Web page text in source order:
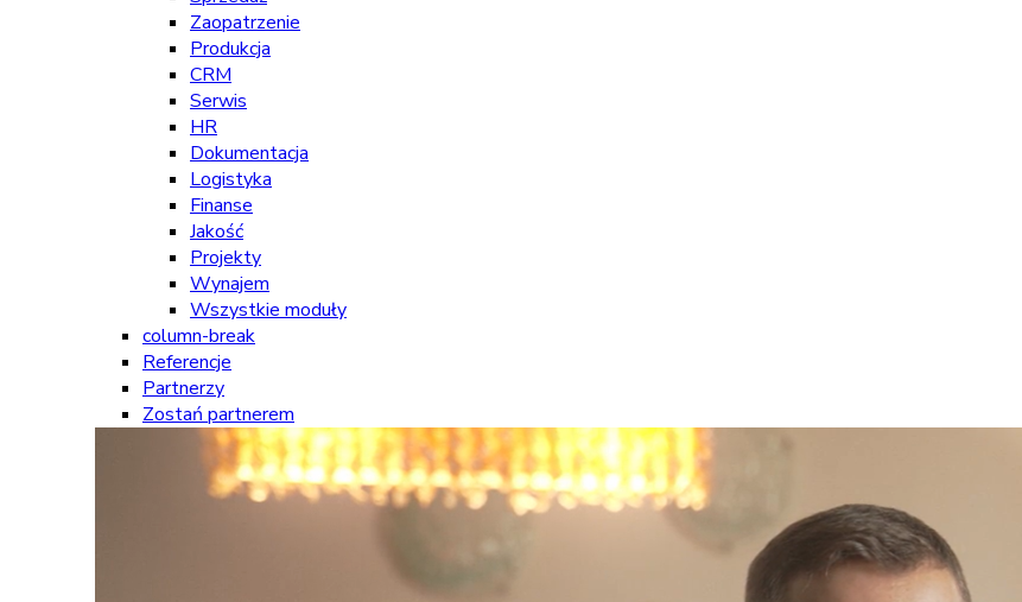
Zaopatrzenie
Produkcja
CRM
Serwis
HR
Dokumentacja
Logistyka
Finanse
Jakość
Projekty
Wynajem
Wszystkie moduły
column-break
Referencje
Partnerzy
Zostań partnerem